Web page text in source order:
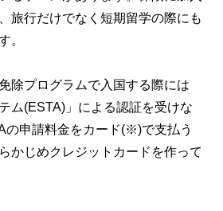
旅行だけでなく短期留学の際にも
。
除プログラムで入国する際には
ム(ESTA)」による認証を受けな
の申請料金をカード(※)で支払う
かじめクレジットカードを作って